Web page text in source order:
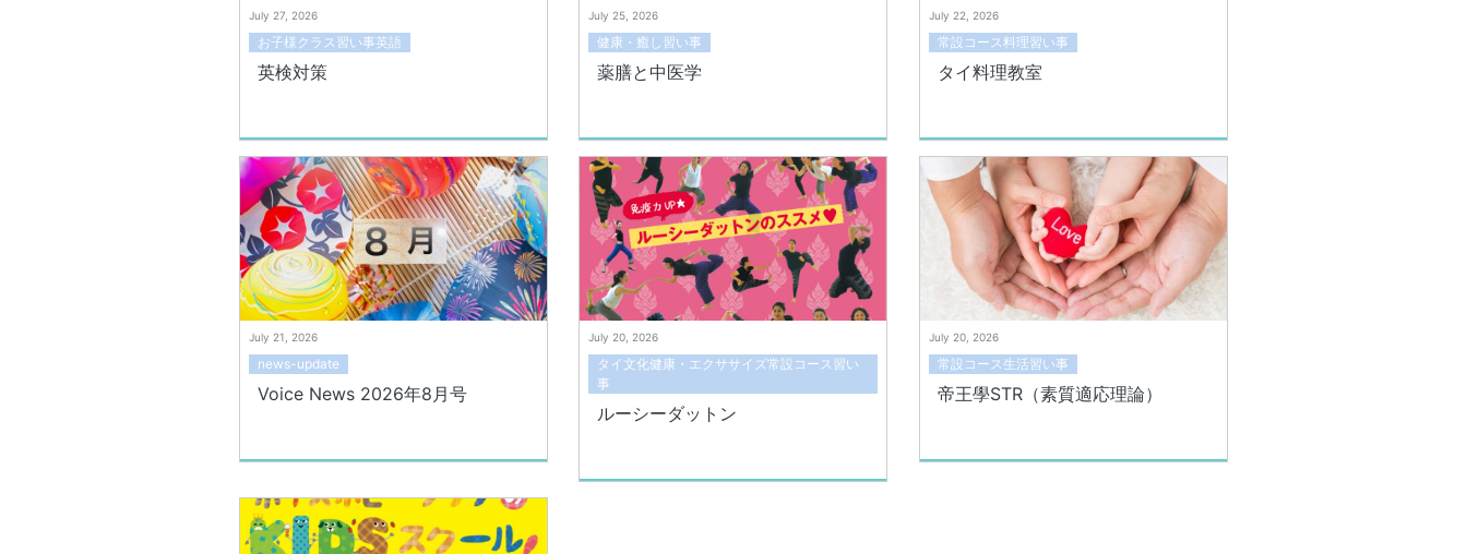
July 27, 2026
お子様クラス習い事英語
英検対策
July 25, 2026
健康・癒し習い事
薬膳と中医学
July 22, 2026
常設コース料理習い事
タイ料理教室
July 21, 2026
news-update
Voice News 2026年8月号
July 20, 2026
タイ文化健康・エクササイズ常設コース習い
事
ルーシーダットン
July 20, 2026
常設コース生活習い事
帝王學STR（素質適応理論）